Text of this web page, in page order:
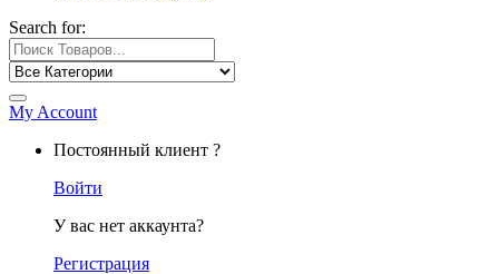
Search for:
My Account
Постоянный клиент ?
Войти
У вас нет аккаунта?
Регистрация